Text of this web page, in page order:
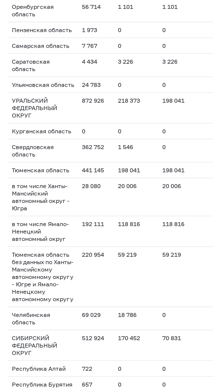
Оренбургская
область
56 714 1 101 1 101
Пензенская область 1 973 0 0
Самарская область 7 767 0 0
Саратовская
область
4 434 3 226 3 226
Ульяновская область 24 783 0 0
УРАЛЬСКИЙ
ФЕДЕРАЛЬНЫЙ
ОКРУГ
872 926 218 373 198 041
Курганская область 0 0 0
Свердловская
область
362 752 1 546 0
Тюменская область 441 145 198 041 198 041
в том числе Ханты-
Мансийский
автономный округ -
Югра
28 080 20 006 20 006
в том числе Ямало-
Ненецкий
автономный округ
192 111 118 816 118 816
Тюменская область
без данных по Ханты-
Мансийскому
автономному округу
- Югре и Ямало-
Ненецкому
автономному округу
220 954 59 219 59 219
Челябинская
область
69 029 18 786 0
СИБИРСКИЙ
ФЕДЕРАЛЬНЫЙ
ОКРУГ
512 924 170 452 70 831
Республика Алтай 722 0 0
Республика Бурятия 657 0 0